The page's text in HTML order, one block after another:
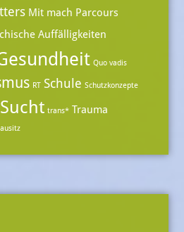
Mit mach Parcours
Auffälligkeiten
Quo vadis
RT Schule Schutzkonzepte
Sucht trans* Trauma